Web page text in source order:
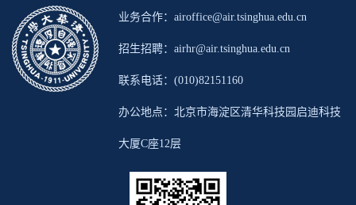
业务合作：airoffice@air.tsinghua.edu.cn
招生招聘：airhr@air.tsinghua.edu.cn
联系电话：(010)82151160
办公地点：北京市海淀区清华科技园启迪科技
大厦C座12层